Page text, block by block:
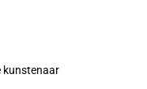
kunstenaar